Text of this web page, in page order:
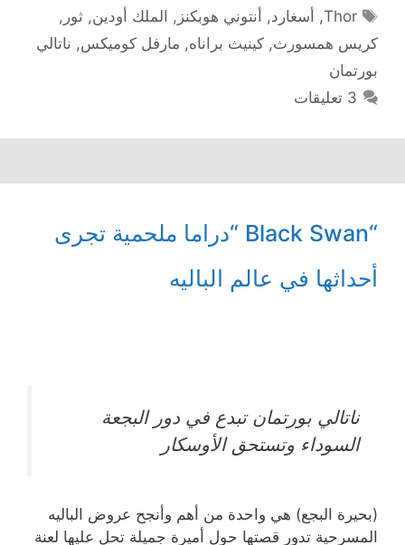
الوسوم
Thor
, أسغارد, أنتوني هوبكنز , الملك أودين,ثور ,
كريس همسورث, كينيث براناه, مارفل كوميكس, ناتالي
بورتمان
3 تعليقات
“Black Swan “دراما ملحمية تجرى
أحداثها في عالم الباليه
ناتالي بورتمان تبدع في دور البجعة
السوداء وتستحق الأوسكار
(بحيرة البجع) هي واحدة من أهم وأنجح عروض الباليه
المسرحية تدور قصتها حول أميرة جميلة تحل عليها لعنة